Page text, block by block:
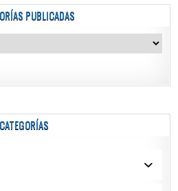
PUBLICADAS
CATEGORÍAS